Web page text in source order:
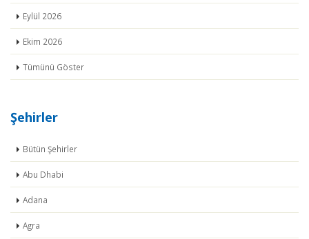
Eylül 2026
Ekim 2026
Tümünü Göster
Şehirler
Bütün Şehirler
Abu Dhabi
Adana
Agra